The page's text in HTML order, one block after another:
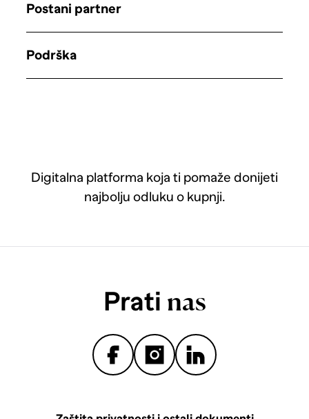
Digitalna platforma koja ti pomaže donijeti
najbolju odluku o kupnji.
Postani partner
Podrška
Prati nas